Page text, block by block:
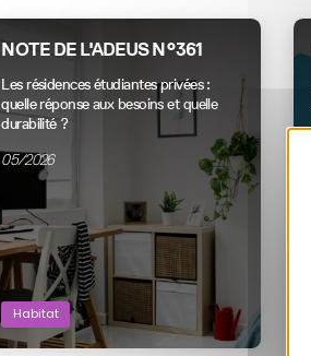
Recherche
NOTE DE L'ADEUS N°361
Les résidences étudiantes privées :
quelle réponse aux besoins et quelle
durabilité ?
05/2026
Habitat